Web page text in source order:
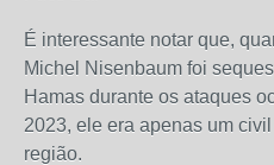
É interessante notar que,
Michel Nisenbaum foi
Hamas durante os ataques
2023, ele era apenas um
região.